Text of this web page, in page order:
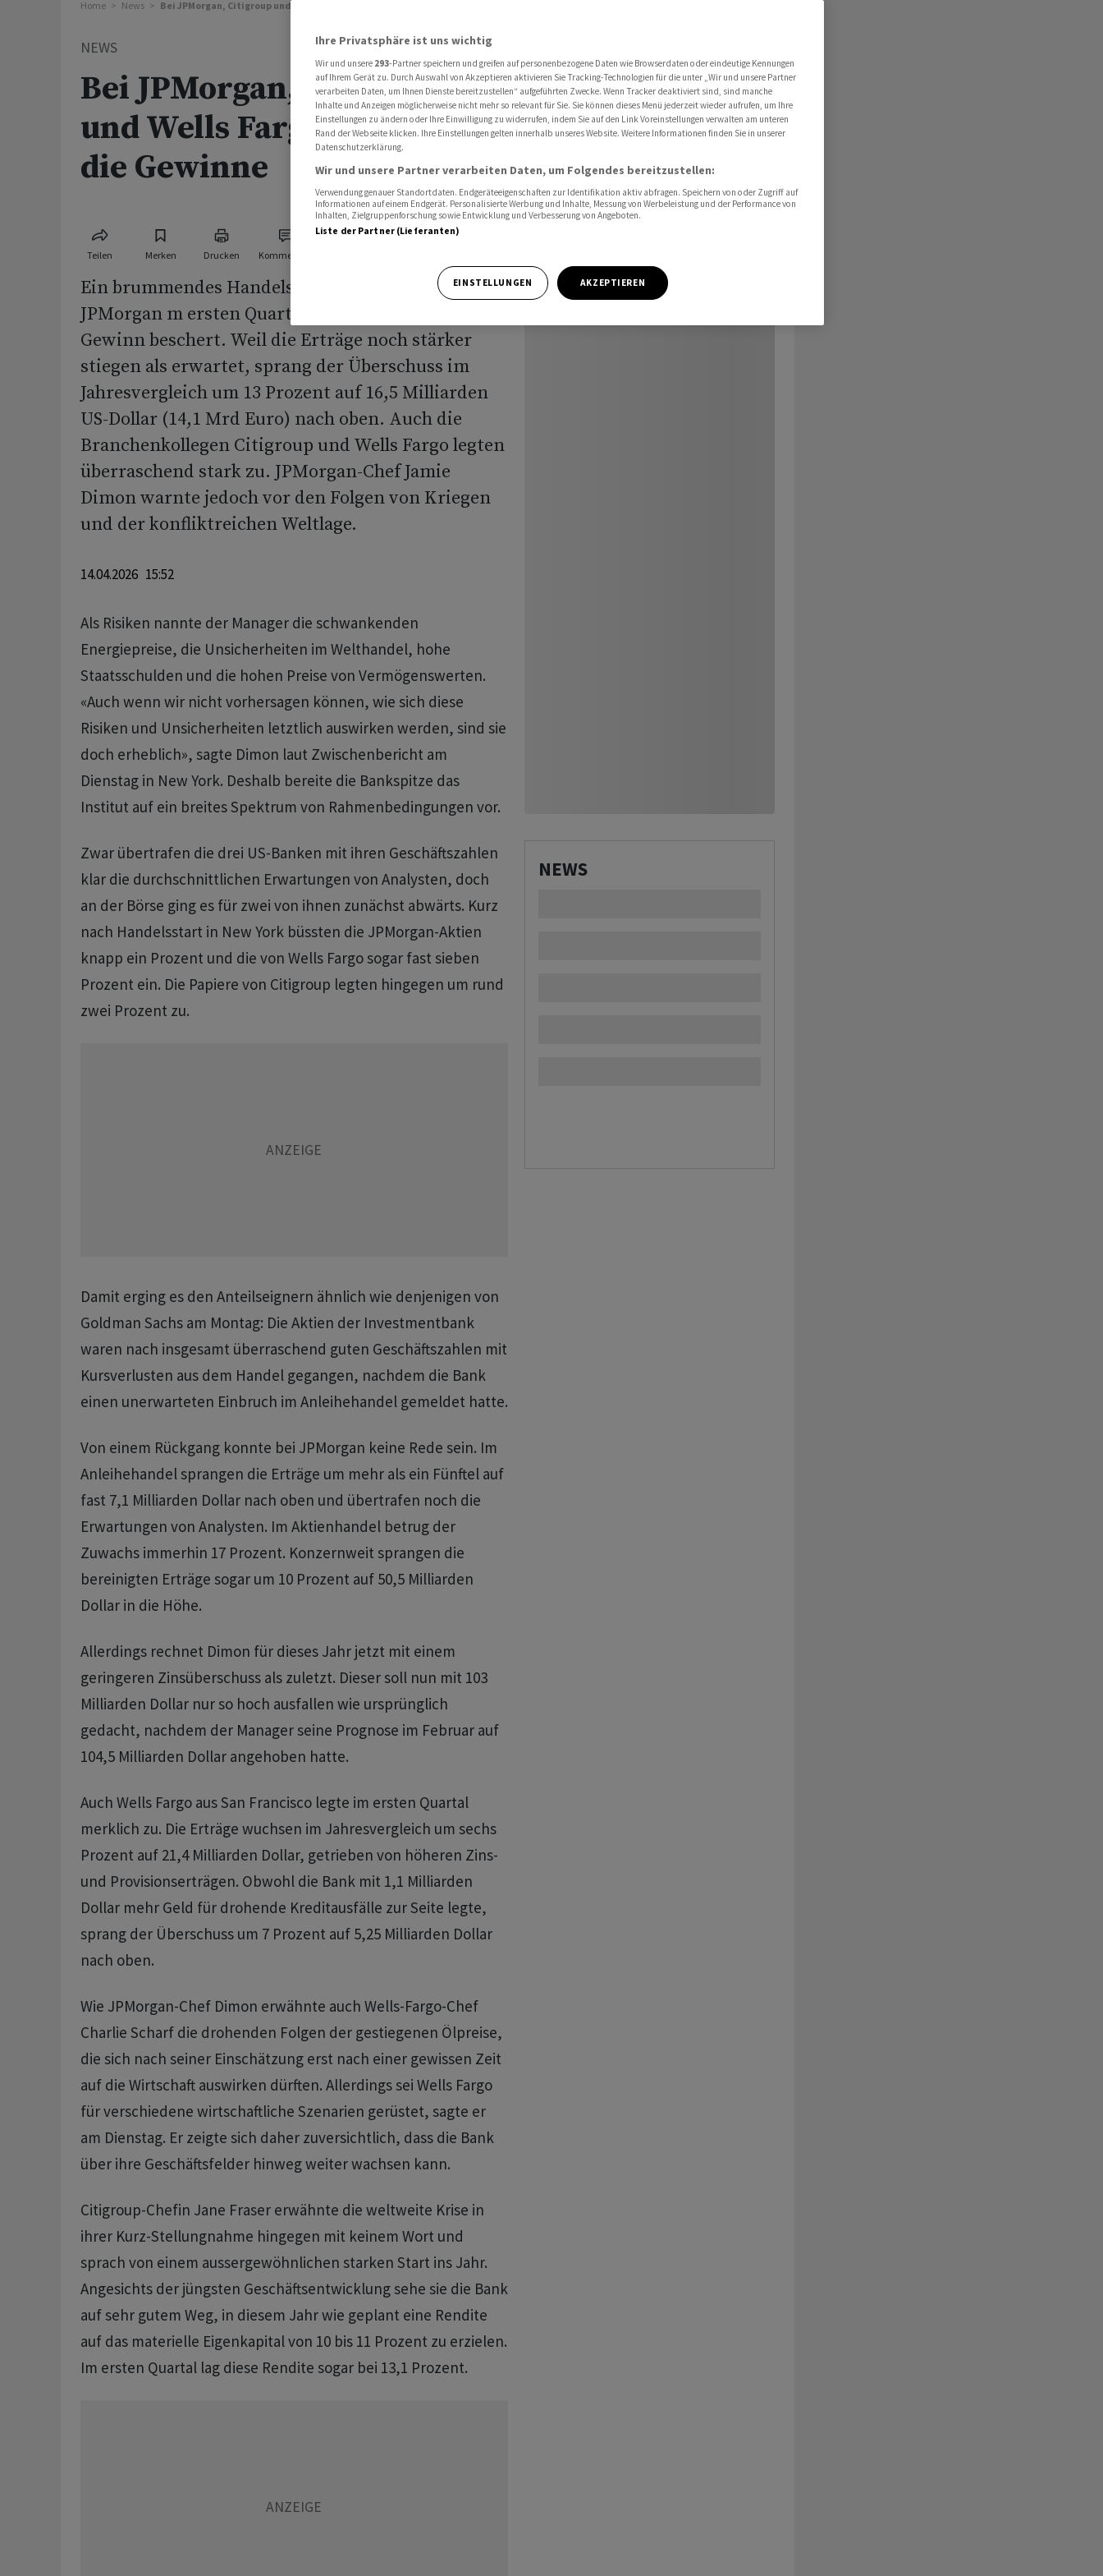
Home News Bei JPMorgan, Citigroup und Wells Fargo sprudeln die Gewinne
NEWS
Bei JPMorgan, Citigroup
und Wells Fargo sprudeln
die Gewinne
Teilen Merken Drucken Kommentare
Ein brummendes Handelsgeschäft hat der US-Bank
JPMorgan m ersten Quartal überraschend viel
Gewinn beschert. Weil die Erträge noch stärker
stiegen als erwartet, sprang der Überschuss im
Jahresvergleich um 13 Prozent auf 16,5 Milliarden
US-Dollar (14,1 Mrd Euro) nach oben. Auch die
Branchenkollegen Citigroup und Wells Fargo legten
überraschend stark zu. JPMorgan-Chef Jamie
Dimon warnte jedoch vor den Folgen von Kriegen
und der konfliktreichen Weltlage.
14.04.2026 15:52
Als Risiken nannte der Manager die schwankenden
Energiepreise, die Unsicherheiten im Welthandel, hohe
Staatsschulden und die hohen Preise von Vermögenswerten.
«Auch wenn wir nicht vorhersagen können, wie sich diese
Risiken und Unsicherheiten letztlich auswirken werden, sind sie
doch erheblich», sagte Dimon laut Zwischenbericht am
Dienstag in New York. Deshalb bereite die Bankspitze das
Institut auf ein breites Spektrum von Rahmenbedingungen vor.
Zwar übertrafen die drei US-Banken mit ihren Geschäftszahlen
klar die durchschnittlichen Erwartungen von Analysten, doch
an der Börse ging es für zwei von ihnen zunächst abwärts. Kurz
nach Handelsstart in New York büssten die JPMorgan-Aktien
knapp ein Prozent und die von Wells Fargo sogar fast sieben
Prozent ein. Die Papiere von Citigroup legten hingegen um rund
zwei Prozent zu.
Damit erging es den Anteilseignern ähnlich wie denjenigen von
Goldman Sachs am Montag: Die Aktien der Investmentbank
waren nach insgesamt überraschend guten Geschäftszahlen mit
Kursverlusten aus dem Handel gegangen, nachdem die Bank
einen unerwarteten Einbruch im Anleihehandel gemeldet hatte.
Von einem Rückgang konnte bei JPMorgan keine Rede sein. Im
Anleihehandel sprangen die Erträge um mehr als ein Fünftel auf
fast 7,1 Milliarden Dollar nach oben und übertrafen noch die
Erwartungen von Analysten. Im Aktienhandel betrug der
Zuwachs immerhin 17 Prozent. Konzernweit sprangen die
bereinigten Erträge sogar um 10 Prozent auf 50,5 Milliarden
Dollar in die Höhe.
Allerdings rechnet Dimon für dieses Jahr jetzt mit einem
geringeren Zinsüberschuss als zuletzt. Dieser soll nun mit 103
Milliarden Dollar nur so hoch ausfallen wie ursprünglich
gedacht, nachdem der Manager seine Prognose im Februar auf
104,5 Milliarden Dollar angehoben hatte.
Auch Wells Fargo aus San Francisco legte im ersten Quartal
merklich zu. Die Erträge wuchsen im Jahresvergleich um sechs
Prozent auf 21,4 Milliarden Dollar, getrieben von höheren Zins-
und Provisionserträgen. Obwohl die Bank mit 1,1 Milliarden
Dollar mehr Geld für drohende Kreditausfälle zur Seite legte,
sprang der Überschuss um 7 Prozent auf 5,25 Milliarden Dollar
nach oben.
Wie JPMorgan-Chef Dimon erwähnte auch Wells-Fargo-Chef
Charlie Scharf die drohenden Folgen der gestiegenen Ölpreise,
die sich nach seiner Einschätzung erst nach einer gewissen Zeit
auf die Wirtschaft auswirken dürften. Allerdings sei Wells Fargo
für verschiedene wirtschaftliche Szenarien gerüstet, sagte er
am Dienstag. Er zeigte sich daher zuversichtlich, dass die Bank
über ihre Geschäftsfelder hinweg weiter wachsen kann.
Citigroup-Chefin Jane Fraser erwähnte die weltweite Krise in
ihrer Kurz-Stellungnahme hingegen mit keinem Wort und
sprach von einem aussergewöhnlichen starken Start ins Jahr.
Angesichts der jüngsten Geschäftsentwicklung sehe sie die Bank
auf sehr gutem Weg, in diesem Jahr wie geplant eine Rendite
auf das materielle Eigenkapital von 10 bis 11 Prozent zu erzielen.
Im ersten Quartal lag diese Rendite sogar bei 13,1 Prozent.
NEWS
Ihre Privatsphäre ist uns wichtig
Wir und unsere 293-Partner speichern und greifen auf personenbezogene Daten wie Browserdaten oder eindeutige Kennungen
auf Ihrem Gerät zu. Durch Auswahl von Akzeptieren aktivieren Sie Tracking-Technologien für die unter „Wir und unsere Partner
verarbeiten Daten, um Ihnen Dienste bereitzustellen“ aufgeführten Zwecke. Wenn Tracker deaktiviert sind, sind manche
Inhalte und Anzeigen möglicherweise nicht mehr so relevant für Sie. Sie können dieses Menü jederzeit wieder aufrufen, um Ihre
Einstellungen zu ändern oder Ihre Einwilligung zu widerrufen, indem Sie auf den Link Voreinstellungen verwalten am unteren
Rand der Webseite klicken. Ihre Einstellungen gelten innerhalb unseres Website. Weitere Informationen finden Sie in unserer
Datenschutzerklärung.
Wir und unsere Partner verarbeiten Daten, um Folgendes bereitzustellen:
Verwendung genauer Standortdaten. Endgeräteeigenschaften zur Identifikation aktiv abfragen. Speichern von oder Zugriff auf
Informationen auf einem Endgerät. Personalisierte Werbung und Inhalte, Messung von Werbeleistung und der Performance von
Inhalten, Zielgruppenforschung sowie Entwicklung und Verbesserung von Angeboten.
Liste der Partner (Lieferanten)
EINSTELLUNGEN AKZEPTIEREN